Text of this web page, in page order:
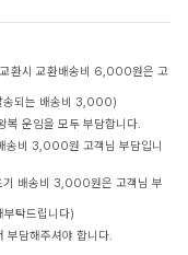
교환시 교환배송비 6,000원은 고
송되는 배송비 3,000)
복 운임을 모두 부담합니다.
송비 3,000원 고객님 부담입니
기 배송비 3,000원은 고객님 부
부탁드립니다)
부담해주셔야 합니다.